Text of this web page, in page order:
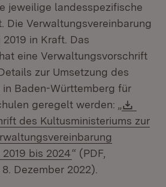
jeweilige landesspezifische
Die Verwaltungsvereinbarung
2019 in Kraft. Das
eine Verwaltungsvorschrift
zur Umsetzung des
Baden-Württemberg für
geregelt werden: „
des Kultusministeriums zur
bis 2024(Öffnet in neuem
“ (PDF,
Dezember 2022).